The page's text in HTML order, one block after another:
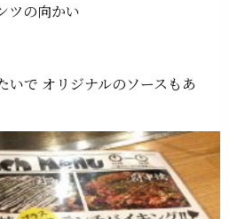
ツの向かい
いで オリジナルのソースもあ